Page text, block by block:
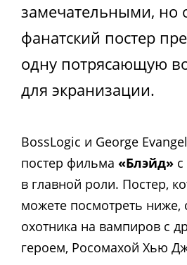
замечательными, но
фанатский постер
одну потрясающую
для экранизации.
BossLogic и George
постер фильма «Блэйд»
в главной роли. Постер,
можете посмотреть ниже,
охотника на вампиров с
героем, Росомахой Хью